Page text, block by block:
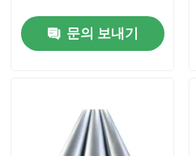
접촉
스테인레스 강 둥근 파이프
문의 보내기